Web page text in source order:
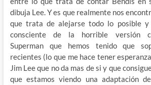
dibuja Lee. Y es que realmente nos
que trata de alejarse todo lo posible y
consciente de la horrible versión
Superman que hemos tenido que
recientes (lo que me hace tener
Jim Lee que no da mas de si y que
que estamos viendo una adaptación